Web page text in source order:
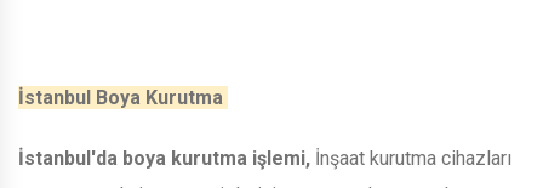
İstanbul Boya Kurutma
İstanbul'da boya kurutma işlemi, İnşaat kurutma cihazları